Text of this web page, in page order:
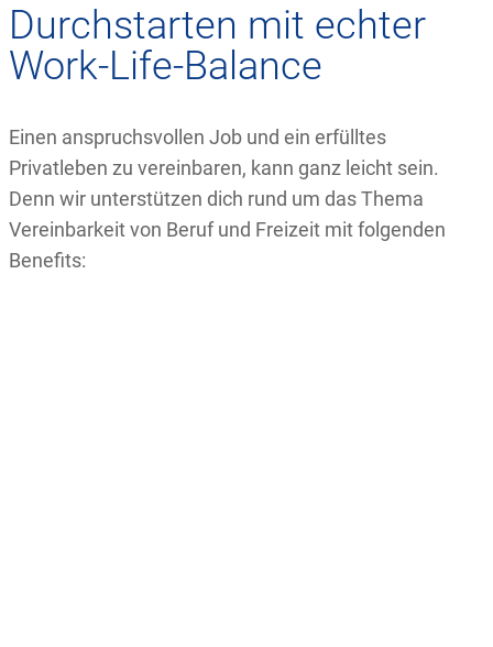
Durchstarten mit echter
Work-Life-Balance
Einen anspruchsvollen Job und ein erfülltes
Privatleben zu vereinbaren, kann ganz leicht sein.
Denn wir unterstützen dich rund um das Thema
Vereinbarkeit von Beruf und Freizeit mit folgenden
Benefits: